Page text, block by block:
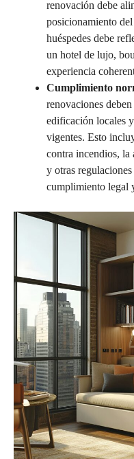
renovación debe
posicionamiento
huéspedes debe
un hotel de lujo,
experiencia
Cumplimiento
renovaciones
edificación locales
vigentes. Esto
contra incendios, la
y otras
cumplimiento legal